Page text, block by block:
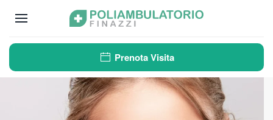
al
principale
Prenota Visita